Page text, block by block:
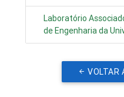
Laboratório
de Engenharia da
VOLTAR